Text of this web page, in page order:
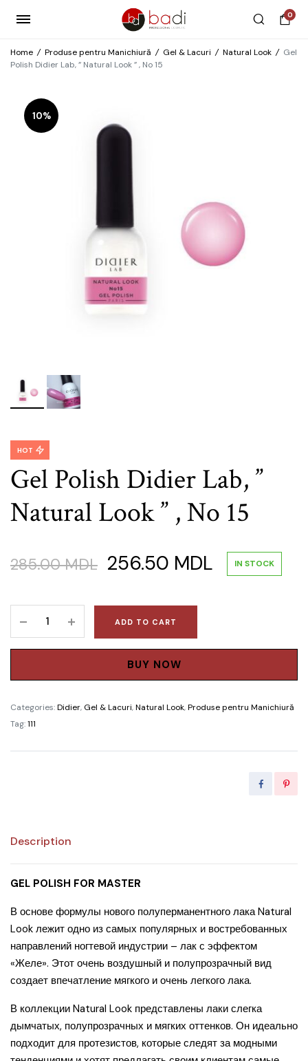
0
Home / Produse pentru Manichiură / Gel & Lacuri / Natural Look / Gel
Polish Didier Lab, ” Natural Look ” , No 15
10%
Gel Polish Didier Lab, ”
Natural Look ” , No 15
HOT
285.00MDL Original
was:
285.00 MDL.
256.50 MDL Current
IN STOCK
Polish
Didier
”
Look
”
ADD TO CART
BUY NOW
Categories:Didier, Gel & Lacuri,Natural Look,Produse pentru Manichiură
Tag:111
Description
GEL POLISH FOR MASTER
В основе формулы нового полуперманентного лака Natural
Look лежит одно из самых популярных и востребованных
направлений ногтевой индустрии – лак с эффектом
«Желе». Этот очень воздушный и полупрозрачный вид
создает впечатление мягкого и очень легкого лака.
В коллекции Natural Look представлены лаки слегка
дымчатых, полупрозрачных и мягких оттенков. Он идеально
подходит для протезистов, которые следят за модными